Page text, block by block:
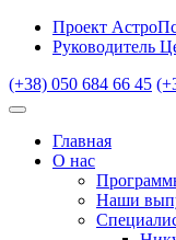
Проект
Руководитель
(+38) 050 684 66 45
Главная
О нас
Наши